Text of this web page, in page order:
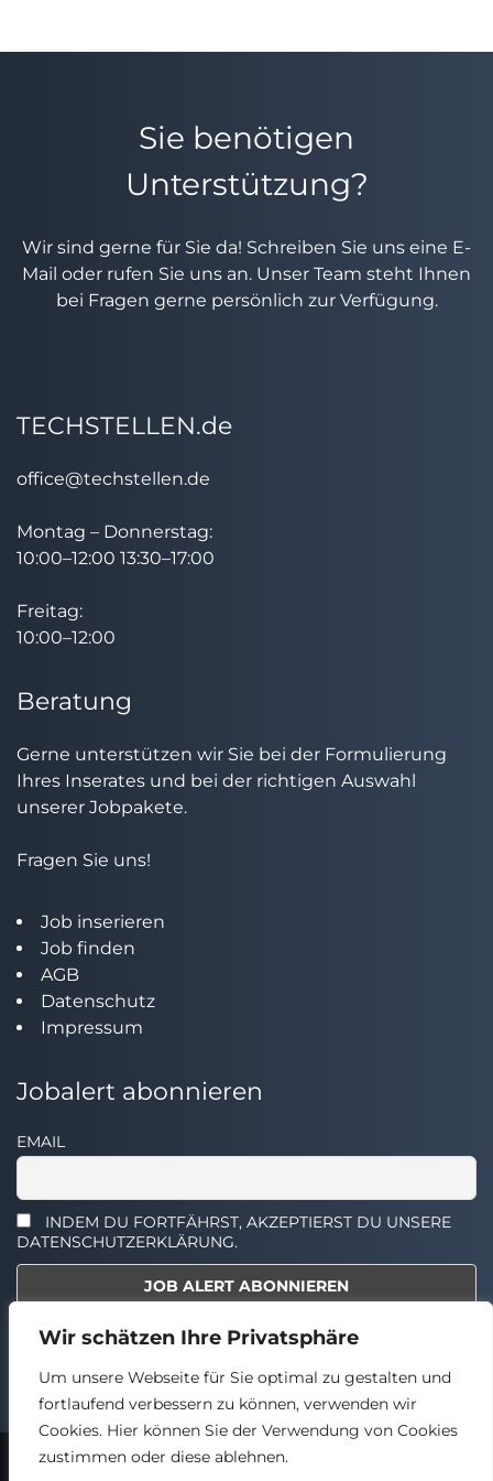
Wir schätzen Ihre Privatsphäre
Um unsere Webseite für Sie optimal zu gestalten und
fortlaufend verbessern zu können, verwenden wir
Cookies. Hier können Sie der Verwendung von Cookies
zustimmen oder diese ablehnen.
Sie benötigen
Unterstützung?
Wir sind gerne für Sie da! Schreiben Sie uns eine E-
Mail oder rufen Sie uns an. Unser Team steht Ihnen
bei Fragen gerne persönlich zur Verfügung.
TECHSTELLEN.de
office@techstellen.de
Montag – Donnerstag:
10:00–12:00 13:30–17:00
Freitag:
10:00–12:00
Beratung
Gerne unterstützen wir Sie bei der Formulierung
Ihres Inserates und bei der richtigen Auswahl
unserer Jobpakete.
Fragen Sie uns!
Job inserieren
Job finden
AGB
Datenschutz
Impressum
Jobalert abonnieren
EMAIL
INDEM DU FORTFÄHRST, AKZEPTIERST DU UNSERE
DATENSCHUTZERKLÄRUNG.
Select the widget you want to show.